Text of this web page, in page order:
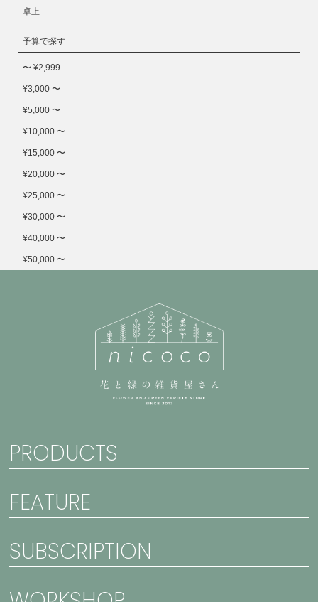
卓上
予算で探す
〜 ¥2,999
¥3,000 〜
¥5,000 〜
¥10,000 〜
¥15,000 〜
¥20,000 〜
¥25,000 〜
¥30,000 〜
¥40,000 〜
¥50,000 〜
PRODUCTS
FEATURE
SUBSCRIPTION